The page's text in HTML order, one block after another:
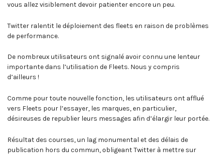
vous allez visiblement devoir patienter encore un peu.
Twitter ralentit le déploiement des fleets en raison de problèmes
de performance.
De nombreux utilisateurs ont signalé avoir connu une lenteur
importante dans l’utilisation de Fleets. Nous y compris
d’ailleurs !
Comme pour toute nouvelle fonction, les utilisateurs ont afflué
vers Fleets pour l’essayer, les marques, en particulier,
désireuses de republier leurs messages afin d’élargir leur portée.
Résultat des courses, un lag monumental et des délais de
publication hors du commun, obligeant Twitter à mettre sur